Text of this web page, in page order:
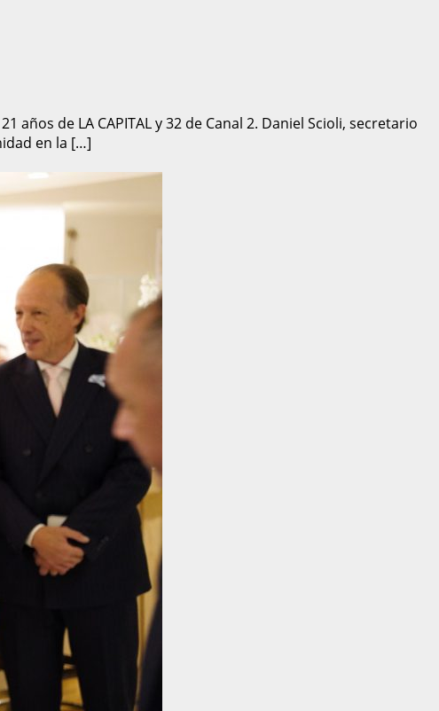
de LA CAPITAL y 32 de Canal 2. Daniel Scioli, secretario
en la […]